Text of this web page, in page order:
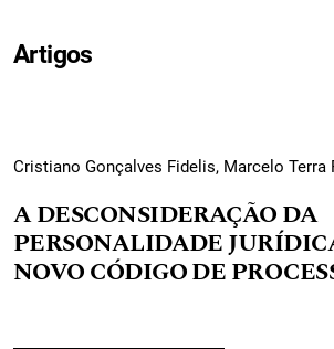
Artigos
Cristiano Gonçalves Fidelis, Marcelo Terra
A DESCONSIDERAÇÃO DA
PERSONALIDADE
NOVO CÓDIGO DE